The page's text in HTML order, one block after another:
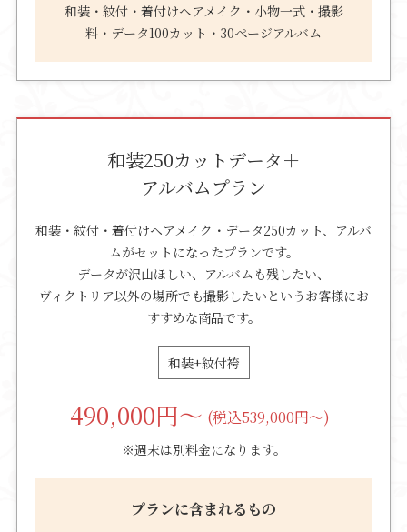
和装・紋付・着付けヘアメイク・小物一式・撮影
料・データ100カット・30ページアルバム
和装250カットデータ＋
アルバムプラン
和装・紋付・着付けヘアメイク・データ250カット、アルバ
ムがセットになったプランです。
データが沢山ほしい、アルバムも残したい、
ヴィクトリア以外の場所でも撮影したいというお客様にお
すすめな商品です。
和装+紋付袴
490,000円～ (税込539,000円～)
※週末は別料金になります。
プランに含まれるもの